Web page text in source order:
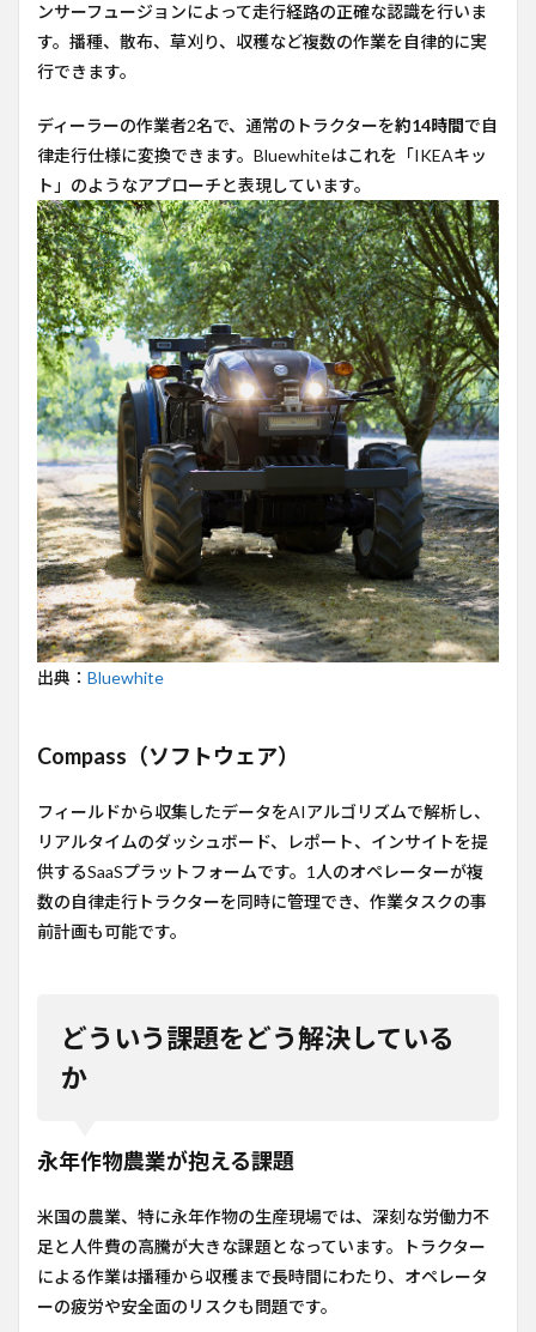
ンサーフュージョンによって走行経路の正確な認識を行いま
す。播種、散布、草刈り、収穫など複数の作業を自律的に実
行できます。
ディーラーの作業者2名で、通常のトラクターを約14時間で自
律走行仕様に変換できます。Bluewhiteはこれを「IKEAキッ
ト」のようなアプローチと表現しています。
出典： Bluewhite
Compass（ソフトウェア）
フィールドから収集したデータをAIアルゴリズムで解析し、
リアルタイムのダッシュボード、レポート、インサイトを提
供するSaaSプラットフォームです。1人のオペレーターが複
数の自律走行トラクターを同時に管理でき、作業タスクの事
前計画も可能です。
どういう課題をどう解決している
か
永年作物農業が抱える課題
米国の農業、特に永年作物の生産現場では、深刻な労働力不
足と人件費の高騰が大きな課題となっています。トラクター
による作業は播種から収穫まで長時間にわたり、オペレータ
ーの疲労や安全面のリスクも問題です。